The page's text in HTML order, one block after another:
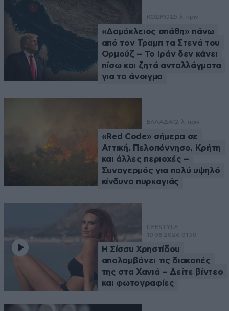
ΚΟΣΜΟΣ5 λ. πριν
«Δαμόκλειος σπάθη» πάνω
από τον Τραμπ τα Στενά του
Ορμούζ – Το Ιράν δεν κάνει
πίσω και ζητά ανταλλάγματα
για το άνοιγμα
ΕΛΛΑΔΑ 12 λ. πριν
«Red Code» σήμερα σε
Αττική, Πελοπόννησο, Κρήτη
και άλλες περιοχές –
Συναγερμός για πολύ υψηλό
κίνδυνο πυρκαγιάς
LIFESTYLE
10·08·2026 01:50
Η Σίσσυ Χρηστίδου
απολαμβάνει τις διακοπές
της στα Χανιά – Δείτε βίντεο
και φωτογραφίες